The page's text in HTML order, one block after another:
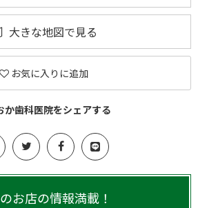
大きな地図で見る
お気に入りに追加
か歯科医院をシェアする
お店の情報満載！